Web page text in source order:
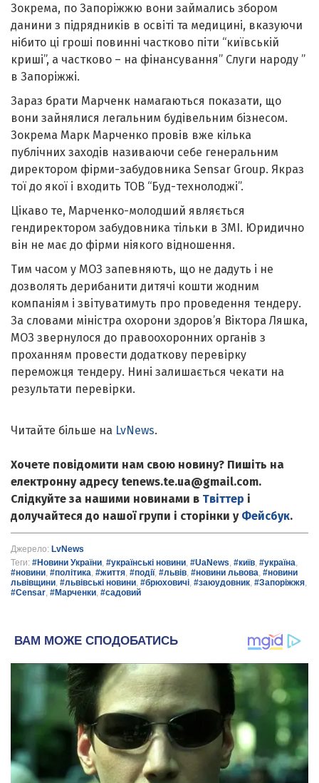
Зокрема, по Запоріжжю вони займались збором
данини з підрядників в освіті та медицині, вказуючи
нібито ці гроші повинні частково піти “київській
криші”, а частково – на фінансування” Слуги народу ”
в Запоріжжі.
Зараз брати Марченк намагаються показати, що
вони зайнялися легальним будівельним бізнесом.
Зокрема Марк Марченко провів вже кілька
публічних заходів називаючи себе генеральним
директором фірми-забудовника Sensar Group. Якраз
тої до якої і входить ТОВ “Буд-технолоджі”.
Цікаво те, Марченко-молодший являється
гендиректором забудовника тільки в ЗМІ. Юридично
він не має до фірми ніякого відношення.
Тим часом у МОЗ запевняють, що не дадуть і не
дозволять дерибанити дитячі кошти жодним
компаніям і звітуватимуть про проведення тендеру.
За словами міністра охорони здоров’я Віктора Ляшка,
МОЗ звернулося до правоохоронних органів з
проханням провести додаткову перевірку
переможця тендеру. Нині залишається чекати на
результати перевірки.
Читайте більше на LvNews.
Хочете повідомити нам свою новину? Пишіть на
електронну адресу tenews.te.ua@gmail.com.
Слідкуйте за нашими новинами в Твіттер і
долучайтеся до нашої групи і сторінки у Фейсбук.
Джерело: LvNews
Теги: #Новини України, #українські новини, #UaNews, #київ, #україна,
#новини, #політика, #життя, #події, #львів, #новини львова, #новини
львівщини, #львівські новини, #брюховичі, #заюудовник, #Запоріжжя,
#Censar, #Марченки, #садовий